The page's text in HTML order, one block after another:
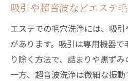
吸引や超音波などエステ
エステでの毛穴洗浄には、吸
があります。吸引は専用機器
り除く方法で、詰まりや黒ずみ
一方、超音波洗浄は微細な振